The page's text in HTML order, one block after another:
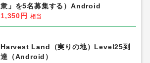
衆」を5名募集する）Android
1,350円
相当
Harvest Land（実りの地）Level25到
達（Android）